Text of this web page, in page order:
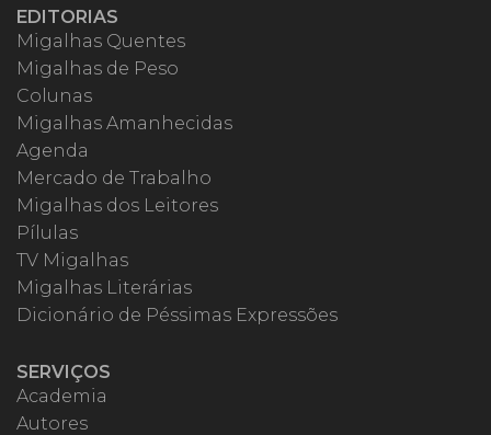
EDITORIAS
Migalhas Quentes
Migalhas de Peso
Colunas
Migalhas Amanhecidas
Agenda
Mercado de Trabalho
Migalhas dos Leitores
Pílulas
TV Migalhas
Migalhas Literárias
Dicionário de Péssimas Expressões
SERVIÇOS
Academia
Autores